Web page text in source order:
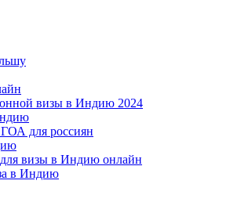
визы в Индию 2024
для россиян
для визы в Индию онлайн
в Индию